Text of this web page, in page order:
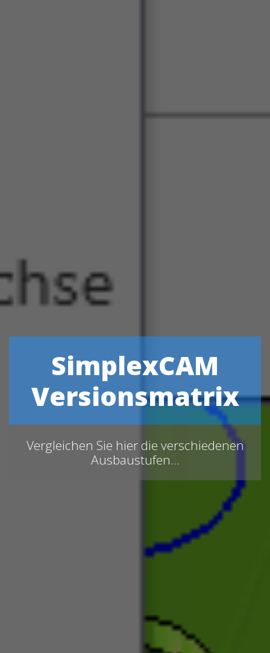
SimplexCAM
Versionsmatrix
Vergleichen Sie hier die verschiedenen
Ausbaustufen...